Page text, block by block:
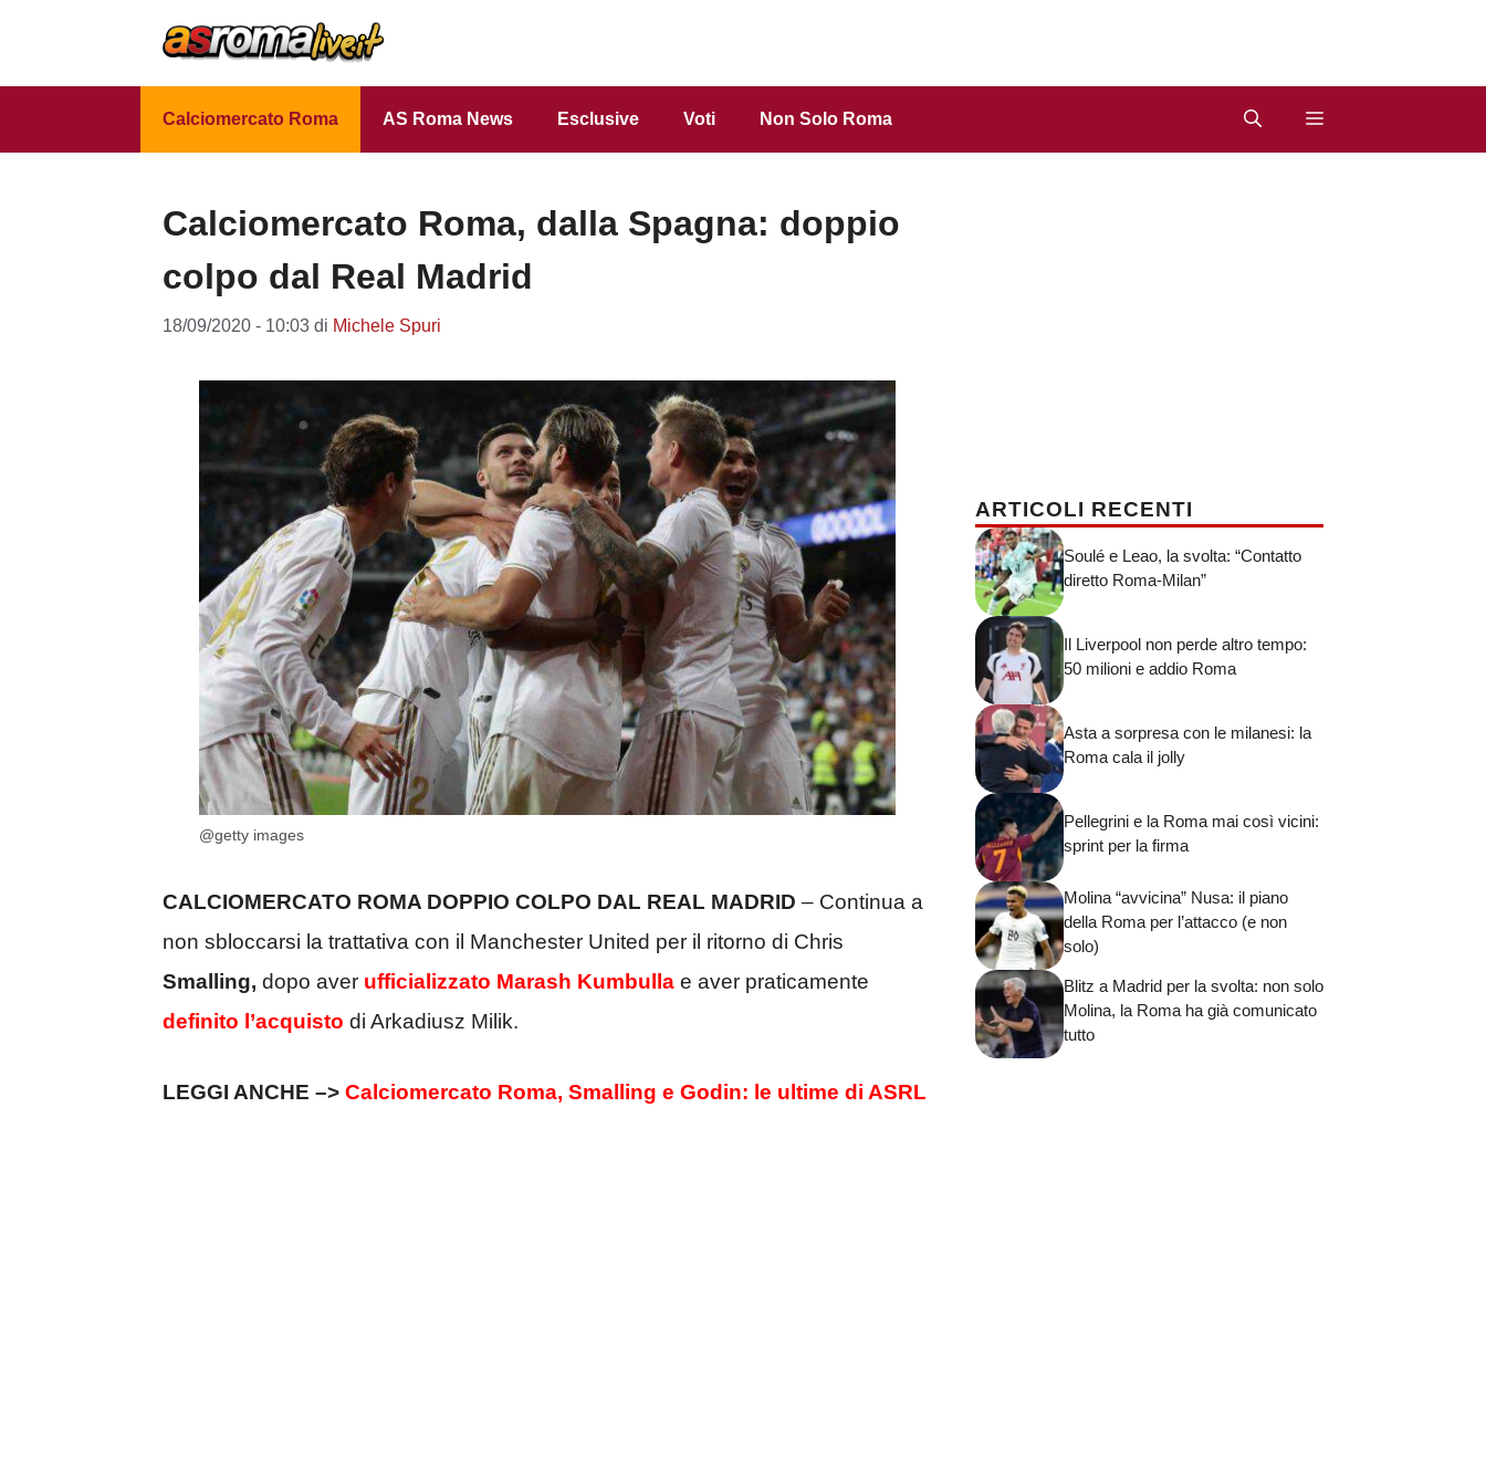
Calciomercato Roma AS Roma News Esclusive Voti Non Solo Roma
Calciomercato Roma, dalla Spagna: doppio
colpo dal Real Madrid
18/09/2020 - 10:03 di Michele Spuri
@getty images
CALCIOMERCATO ROMA DOPPIO COLPO DAL REAL MADRID – Continua a
non sbloccarsi la trattativa con il Manchester United per il ritorno di Chris
Smalling, dopo aver ufficializzato Marash Kumbulla e aver praticamente
definito l’acquisto di Arkadiusz Milik.
LEGGI ANCHE –> Calciomercato Roma, Smalling e Godin: le ultime di ASRL
ARTICOLI RECENTI
Soulé e Leao, la svolta: “Contatto
diretto Roma-Milan”
Il Liverpool non perde altro tempo:
50 milioni e addio Roma
Asta a sorpresa con le milanesi: la
Roma cala il jolly
Pellegrini e la Roma mai così vicini:
sprint per la firma
Molina “avvicina” Nusa: il piano
della Roma per l’attacco (e non
solo)
Blitz a Madrid per la svolta: non solo
Molina, la Roma ha già comunicato
tutto